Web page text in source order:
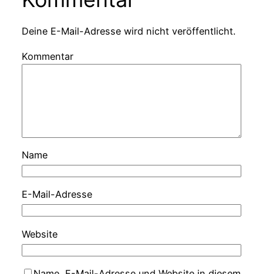
Deine E-Mail-Adresse wird nicht veröffentlicht.
Kommentar
Name
E-Mail-Adresse
Website